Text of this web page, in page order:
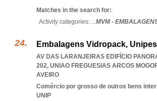
Matches in the search for:
Activity categories: ...MVM -
Embalagens Vidropack,
AV DAS LARANJEIRAS EDIFÍCIO
202, UNIAO FREGUESIAS ARCOS
AVEIRO
Comércio por grosso de outros bens
UNIP